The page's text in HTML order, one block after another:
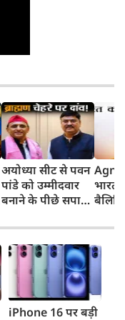
अयोध्या सीट से पवन
पांडे को उम्मीदवार
बनाने के पीछे सपा
Agni
भारत
तक
iPhone 16 पर बड़ी